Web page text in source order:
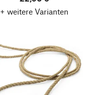
+ weitere Varianten